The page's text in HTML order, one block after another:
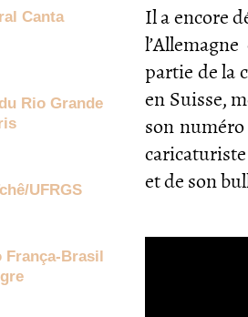
Il a encore
partie de la
en Suisse,
son
et de son
Canta
Rio Grande
UFRGS
França-Brasil